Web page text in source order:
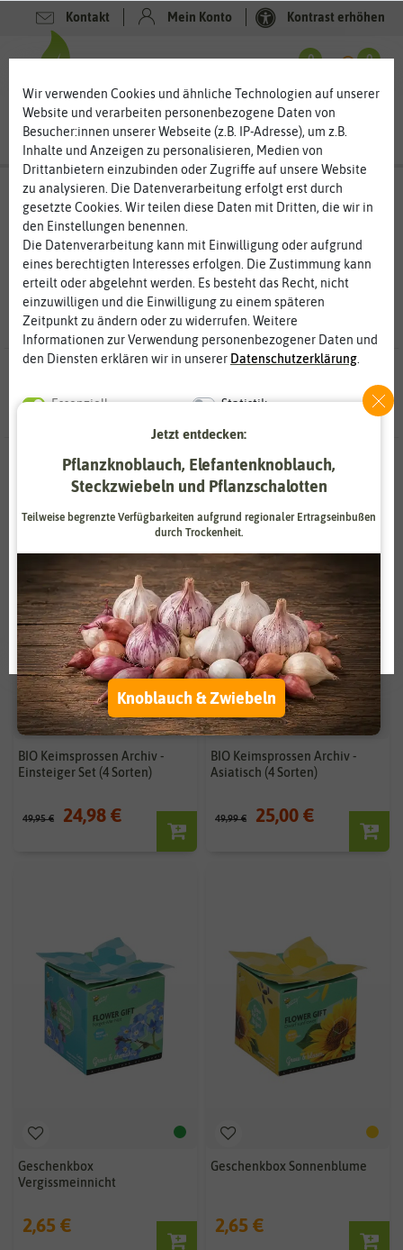
Kontakt Mein Konto Kontrast erhöhen
0 0
Suchergebnisse fürgeschenkbox(17
Treffer)
BIO Keimsprossen Archiv -
Einsteiger Set (4 Sorten)
49,95 € 24,98 €
-50%
BIO
BIO Keimsprossen Archiv -
Asiatisch (4 Sorten)
49,99 € 25,00 €
Geschenkbox
Vergissmeinnicht
2,65 €
Geschenkbox Sonnenblume
2,65 €
Filter
Wir verwenden Cookies und ähnliche Technologien auf unserer
Website und verarbeiten personenbezogene Daten von
Besucher:innen unserer Webseite (z.B. IP-Adresse), um z.B.
Inhalte und Anzeigen zu personalisieren, Medien von
Drittanbietern einzubinden oder Zugriffe auf unsere Website
zu analysieren. Die Datenverarbeitung erfolgt erst durch
gesetzte Cookies. Wir teilen diese Daten mit Dritten, die wir in
den Einstellungen benennen.
Die Datenverarbeitung kann mit Einwilligung oder aufgrund
eines berechtigten Interesses erfolgen. Die Zustimmung kann
erteilt oder abgelehnt werden. Es besteht das Recht, nicht
einzuwilligen und die Einwilligung zu einem späteren
Zeitpunkt zu ändern oder zu widerrufen. Weitere
Informationen zur Verwendung personenbezogener Daten und
den Diensten erklären wir in unserer Daten­schutz­erklärung
Essenziell Statistik
Zahlungsdienstleister Marketing
Externe Medien Funktional
Weitere Einstellungen
Alle akzeptieren
Alle ablehnen
Auswahl akzeptieren
Jetzt entdecken:
Pflanzknoblauch, Elefantenknoblauch,
Steckzwiebeln und Pflanzschalotten
Teilweise begrenzte Verfügbarkeiten aufgrund regionaler Ertragseinbußen
durch Trockenheit.
Knoblauch & Zwiebeln